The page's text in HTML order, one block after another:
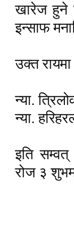
खारेज हुने
इन्साफ
उक्त
न्या.
न्या.
इति
रोज ३